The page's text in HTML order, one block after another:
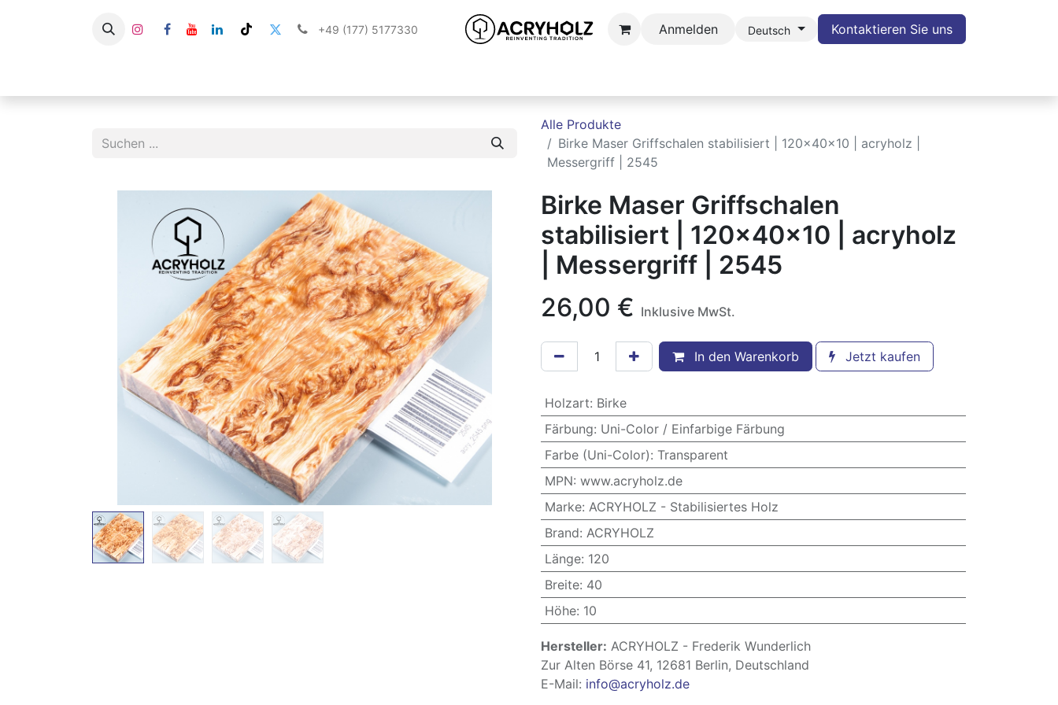
+49 (177) 5177330 Anmelden Deutsch Kontaktieren Sie uns
Alle Produkte
Birke Maser Griffschalen stabilisiert | 120x40x10 | acryholz |
Messergriff | 2545
Birke Maser Griffschalen
stabilisiert | 120x40x10 | acryholz
| Messergriff | 2545
26,00 € Inklusive MwSt.
In den Warenkorb Jetzt kaufen
Holzart: Birke
Färbung: Uni-Color / Einfarbige Färbung
Farbe (Uni-Color): Transparent
MPN: www.acryholz.de
Marke: ACRYHOLZ - Stabilisiertes Holz
Brand: ACRYHOLZ
Länge: 120
Breite: 40
Höhe: 10
Hersteller: ACRYHOLZ - Frederik Wunderlich
Zur Alten Börse 41, 12681 Berlin, Deutschland
E-Mail: info@acryholz.de